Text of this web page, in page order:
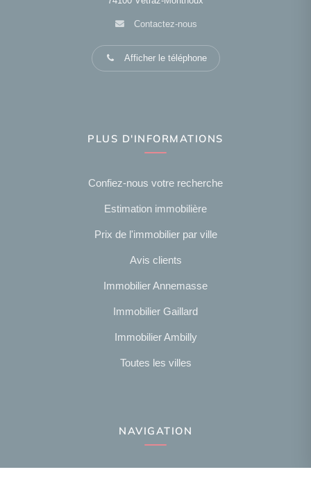
Contactez-nous
Afficher le téléphone
PLUS D'INFORMATIONS
Confiez-nous votre recherche
Estimation immobilière
Prix de l'immobilier par ville
Avis clients
Immobilier Annemasse
Immobilier Gaillard
Immobilier Ambilly
Toutes les villes
NAVIGATION